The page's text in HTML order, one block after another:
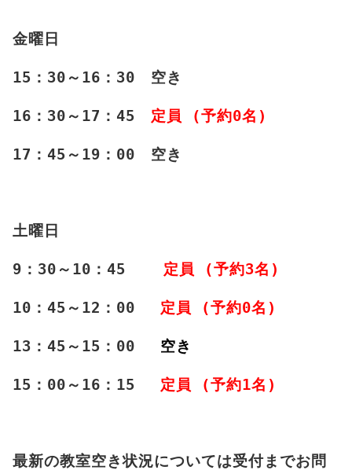
金曜日
15：30～16：30 空き
16：30～17：45 定員 (予約0名)
17：45～19：00 空き
土曜日
9：30～10：45 定員 (予約3名)
10：45～12：00 定員 (予約0名)
13：45～15：00 空き
15：00～16：15 定員 (予約1名)
最新の教室空き状況については受付までお問